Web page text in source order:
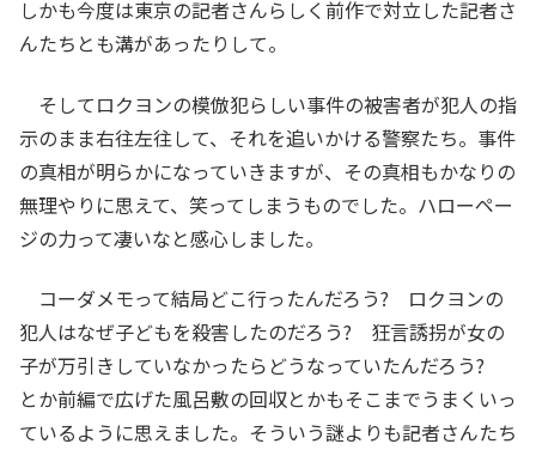
しかも今度は東京の記者さんらしく前作で対立した記者さ
んたちとも溝があったりして。
そしてロクヨンの模倣犯らしい事件の被害者が犯人の指
示のまま右往左往して、それを追いかける警察たち。事件
の真相が明らかになっていきますが、その真相もかなりの
無理やりに思えて、笑ってしまうものでした。ハローペー
ジの力って凄いなと感心しました。
コーダメモって結局どこ行ったんだろう? ロクヨンの
犯人はなぜ子どもを殺害したのだろう? 狂言誘拐が女の
子が万引きしていなかったらどうなっていたんだろう?
とか前編で広げた風呂敷の回収とかもそこまでうまくいっ
ているように思えました。そういう謎よりも記者さんたち